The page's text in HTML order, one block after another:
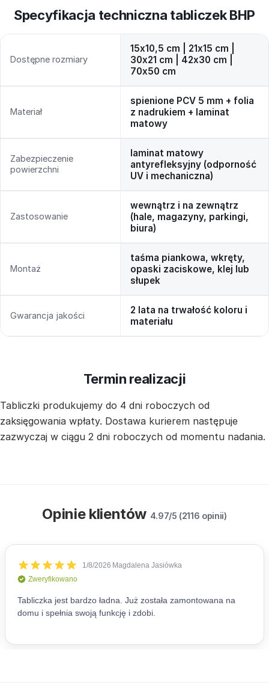
Specyfikacja techniczna tabliczek BHP
Dostępne rozmiary
15x10,5 cm | 21x15 cm |
30x21 cm | 42x30 cm |
70x50 cm
Materiał
spienione PCV 5 mm + folia
z nadrukiem + laminat
matowy
Zabezpieczenie
powierzchni
laminat matowy
antyrefleksyjny (odporność
UV i mechaniczna)
Zastosowanie
wewnątrz i na zewnątrz
(hale, magazyny, parkingi,
biura)
Montaż
taśma piankowa, wkręty,
opaski zaciskowe, klej lub
słupek
Gwarancja jakości
2 lata na trwałość koloru i
materiału
Termin realizacji
Tabliczki produkujemy do 4 dni roboczych od
zaksięgowania wpłaty. Dostawa kurierem następuje
zazwyczaj w ciągu 2 dni roboczych od momentu nadania.
Opinie klientów 4.97/5 (2116 opinii)